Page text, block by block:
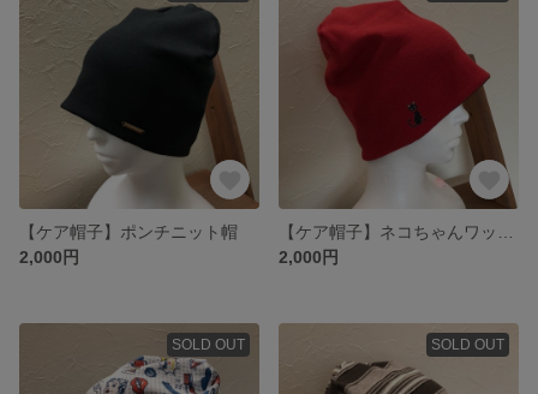
【ケア帽子】ポンチニット帽
2,000円
2,000円
SOLD OUT SOLD OUT